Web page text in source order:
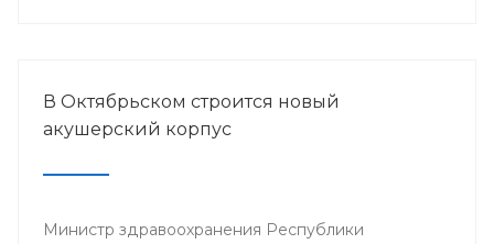
В Октябрьском строится новый
акушерский корпус
Министр здравоохранения Республики